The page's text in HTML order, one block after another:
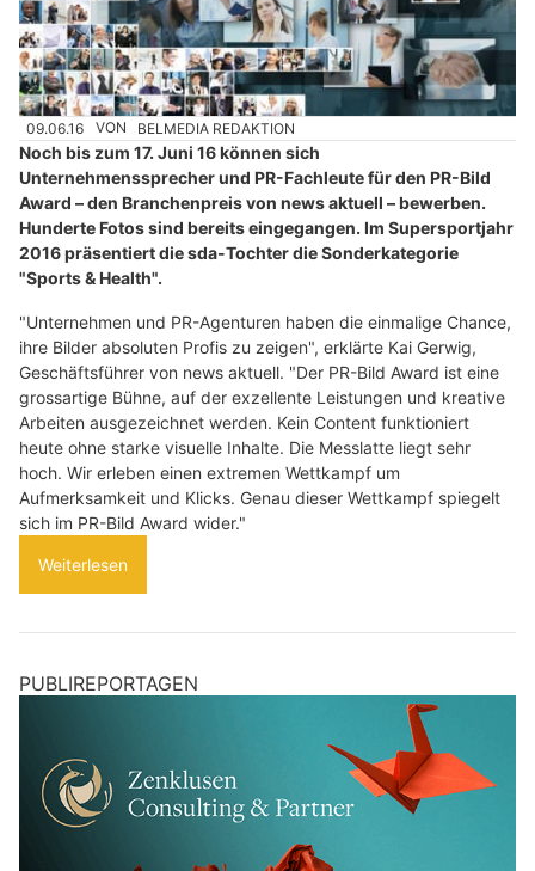
09.06.16 VON BELMEDIA REDAKTION
Noch bis zum 17. Juni 16 können sich
Unternehmenssprecher und PR-Fachleute für den PR-Bild
Award – den Branchenpreis von news aktuell – bewerben.
Hunderte Fotos sind bereits eingegangen. Im Supersportjahr
2016 präsentiert die sda-Tochter die Sonderkategorie
"Sports & Health".
"Unternehmen und PR-Agenturen haben die einmalige Chance,
ihre Bilder absoluten Profis zu zeigen", erklärte Kai Gerwig,
Geschäftsführer von news aktuell. "Der PR-Bild Award ist eine
grossartige Bühne, auf der exzellente Leistungen und kreative
Arbeiten ausgezeichnet werden. Kein Content funktioniert
heute ohne starke visuelle Inhalte. Die Messlatte liegt sehr
hoch. Wir erleben einen extremen Wettkampf um
Aufmerksamkeit und Klicks. Genau dieser Wettkampf spiegelt
sich im PR-Bild Award wider."
Weiterlesen
PUBLIREPORTAGEN